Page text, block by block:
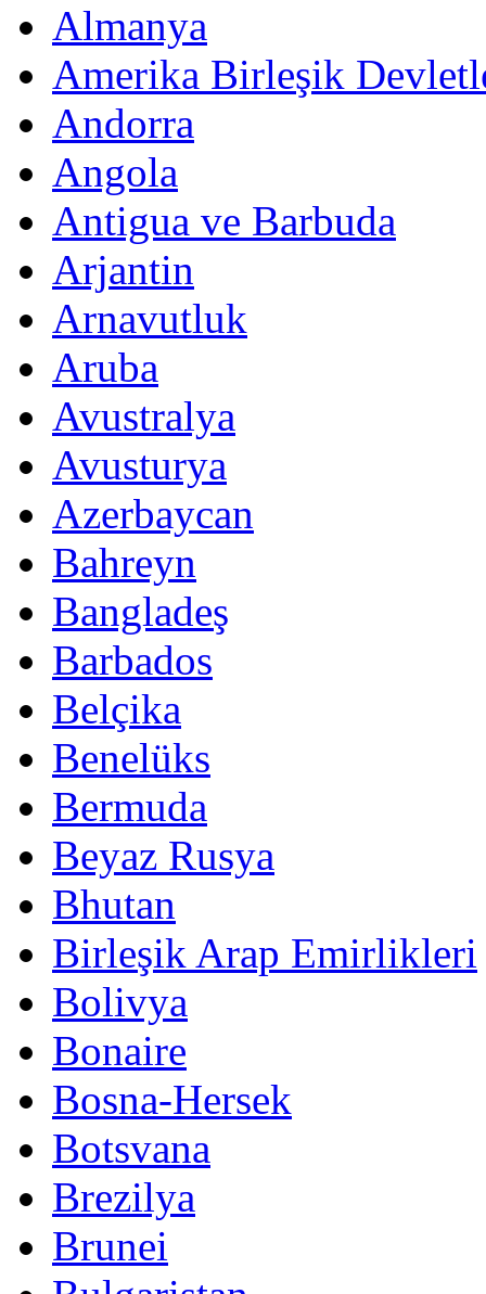
Almanya
Amerika Birleşik
Andorra
Angola
Antigua ve Barbuda
Arjantin
Arnavutluk
Aruba
Avustralya
Avusturya
Azerbaycan
Bahreyn
Bangladeş
Barbados
Belçika
Benelüks
Bermuda
Beyaz Rusya
Bhutan
Birleşik Arap Emirlikleri
Bolivya
Bonaire
Bosna-Hersek
Botsvana
Brezilya
Brunei